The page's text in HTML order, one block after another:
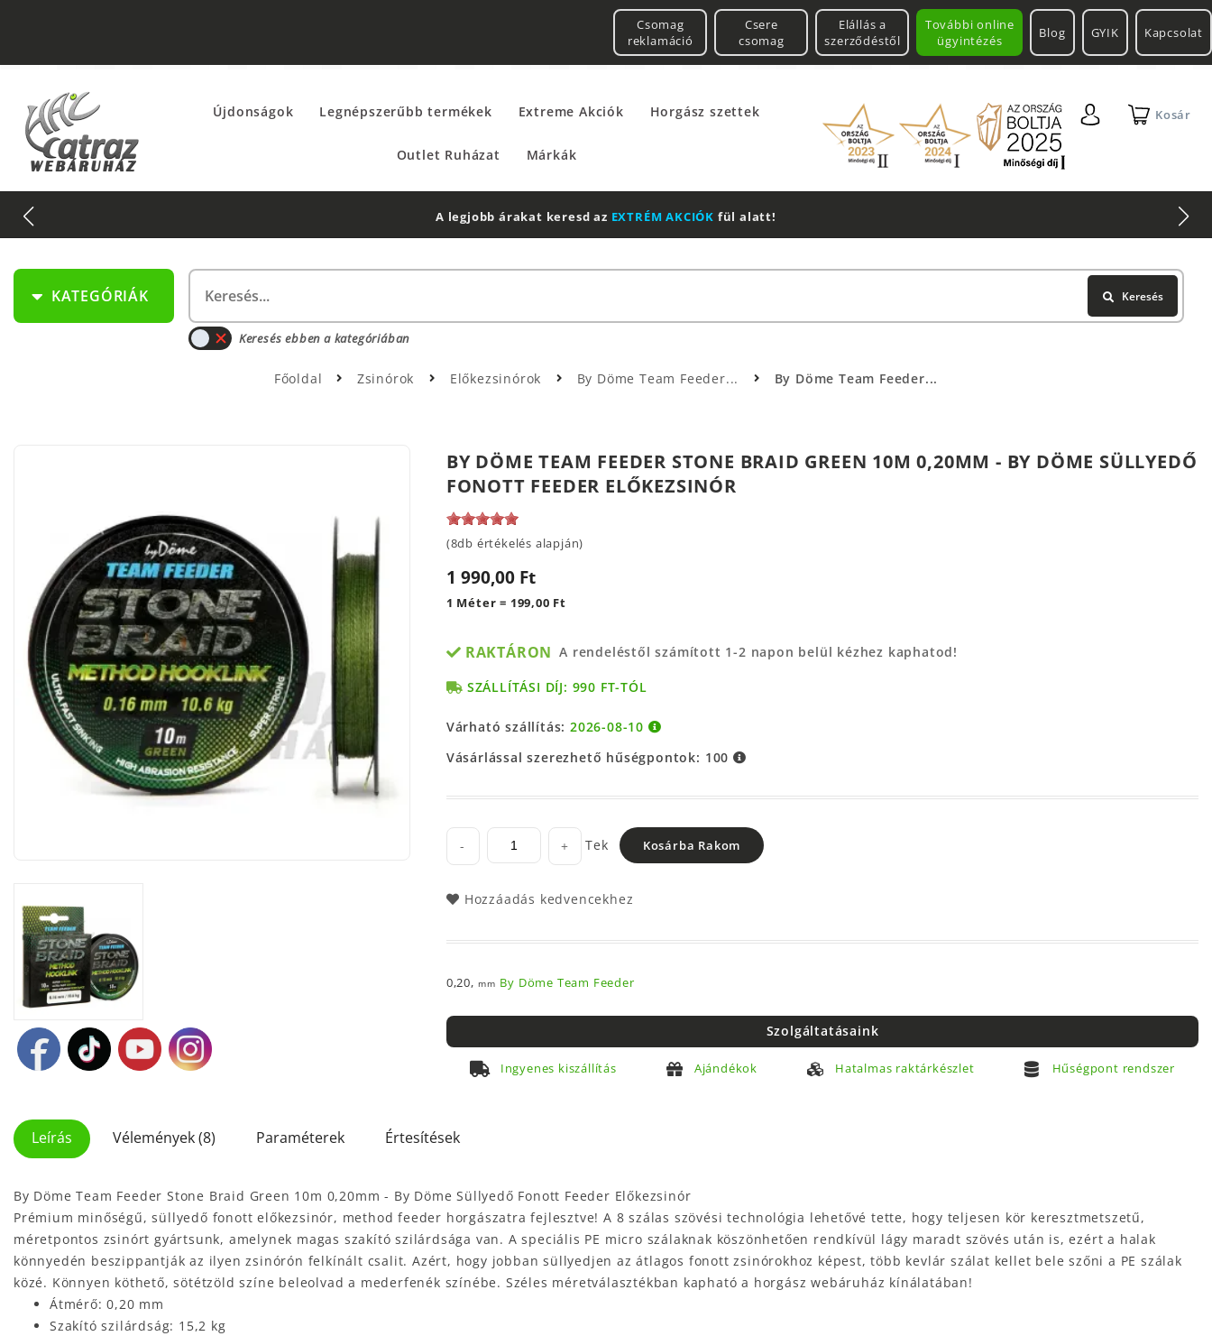
További online
ügyintézés
Csomag
reklamáció
Csere
csomag
Elállás a
szerződéstől
Blog GYIK Kapcsolat
Újdonságok Legnépszerűbb termékek Extreme Akciók Horgász szettek
Outlet Ruházat Márkák
Kosár
A legjobb árakat keresd az EXTRÉM AKCIÓK fül alatt!
KATEGÓRIÁK Keresés
Keresés ebben a kategóriában
Főoldal Zsinórok Előkezsinórok By Döme Team Feeder... By Döme Team Feeder...
BY DÖME TEAM FEEDER STONE BRAID GREEN 10M 0,20MM - BY DÖME SÜLLYEDŐ
FONOTT FEEDER ELŐKEZSINÓR
(8db értékelés alapján)
1 990,00 Ft
1 Méter = 199,00 Ft
RAKTÁRON A rendeléstől számított 1-2 napon belül kézhez kaphatod!
SZÁLLÍTÁSI DÍJ: 990 FT-TÓL
Várható szállítás:2026-08-10
Vásárlással szerezhető hűségpontok: 100
- + Tek Kosárba Rakom
Hozzáadás kedvencekhez
0,20, mm By Döme Team Feeder
Szolgáltatásaink
Ingyenes kiszállítás Ajándékok Hatalmas raktárkészlet Hűségpont rendszer
Leírás Vélemények (8) Paraméterek Értesítések
By Döme Team Feeder Stone Braid Green 10m 0,20mm - By Döme Süllyedő Fonott Feeder Előkezsinór
Prémium minőségű, süllyedő fonott előkezsinór, method feeder horgászatra fejlesztve! A 8 szálas szövési technológia lehetővé tette, hogy teljesen kör keresztmetszetű,
méretpontos zsinórt gyártsunk, amelynek magas szakító szilárdsága van. A speciális PE micro szálaknak köszönhetően rendkívül lágy maradt szövés után is, ezért a halak
könnyedén beszippantják az ilyen zsinórón felkínált csalit. Azért, hogy jobban süllyedjen az átlagos fonott zsinórokhoz képest, több kevlár szálat kellet bele szőni a PE szálak
közé. Könnyen köthető, sötétzöld színe beleolvad a mederfenék színébe. Széles méretválasztékban kapható a horgász webáruház kínálatában!
Átmérő: 0,20 mm
Szakító szilárdság: 15,2 kg